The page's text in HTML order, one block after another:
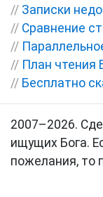
// Записки
// Сравнение
//
// План чтения
// Бесплатно
2007–2026.
ищущих Бога.
пожелания, то